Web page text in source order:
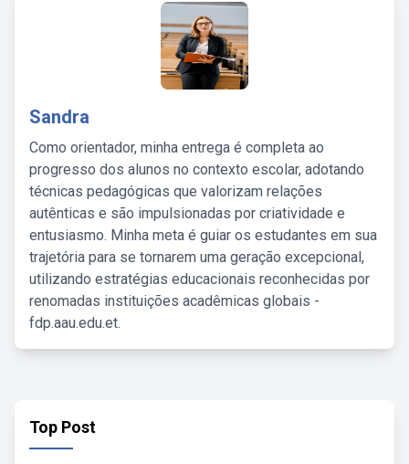
Sandra
Como orientador, minha entrega é completa ao
progresso dos alunos no contexto escolar, adotando
técnicas pedagógicas que valorizam relações
autênticas e são impulsionadas por criatividade e
entusiasmo. Minha meta é guiar os estudantes em sua
trajetória para se tornarem uma geração excepcional,
utilizando estratégias educacionais reconhecidas por
renomadas instituições acadêmicas globais -
fdp.aau.edu.et.
Top Post